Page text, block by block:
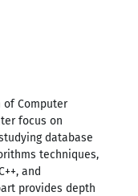
Computer
focus on
database
techniques,
and
provides depth